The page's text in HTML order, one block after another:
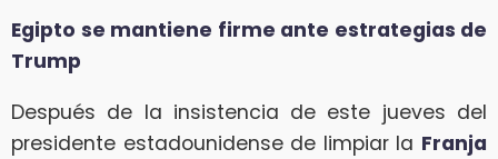
Egipto se mantiene firme ante estrategias de
Trump
Después de la insistencia de este jueves del
presidente estadounidense de limpiar la Franja